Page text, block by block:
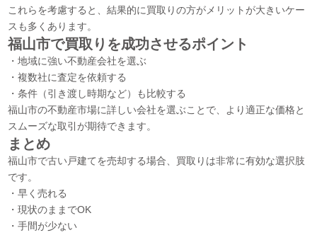
これらを考慮すると、結果的に買取りの方がメリットが大きいケー
スも多くあります。
福山市で買取りを成功させるポイント
・地域に強い不動産会社を選ぶ
・複数社に査定を依頼する
・条件（引き渡し時期など）も比較する
福山市の不動産市場に詳しい会社を選ぶことで、より適正な価格と
スムーズな取引が期待できます。
まとめ
福山市で古い戸建てを売却する場合、買取りは非常に有効な選択肢
です。
・早く売れる
・現状のままでOK
・手間が少ない